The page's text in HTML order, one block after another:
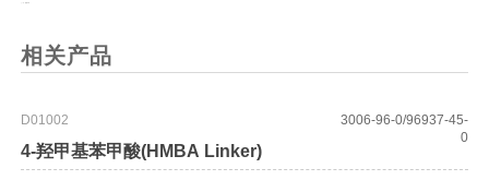
相关产品
D01002
4-羟甲基苯甲酸(HMBA Linker)
3006-96-0/96937-45-
0